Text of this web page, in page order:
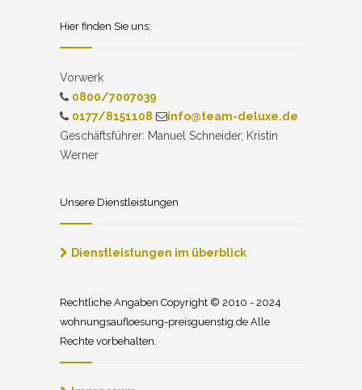
Hier finden Sie uns:
Vorwerk
0800/7007039
0177/8151108
info@team-deluxe.de
Geschäftsführer: Manuel Schneider, Kristin
Werner
Unsere Dienstleistungen
Dienstleistungen im überblick
Rechtliche Angaben Copyright © 2010 - 2024
wohnungsaufloesung-preisguenstig.de Alle
Rechte vorbehalten.